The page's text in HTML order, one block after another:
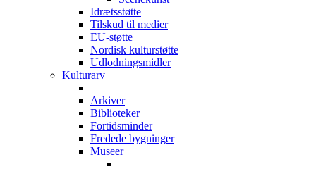
Idrætsstøtte
Tilskud til medier
EU-støtte
Nordisk kulturstøtte
Udlodningsmidler
Kulturarv
Arkiver
Biblioteker
Fortidsminder
Fredede bygninger
Museer